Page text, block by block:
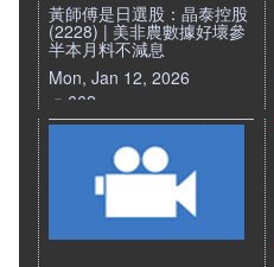
黃師傅是日選股：晶泰控股
(2228) | 美非農數據好壞參
半本月料不減息
Mon, Jan 12, 2026
662